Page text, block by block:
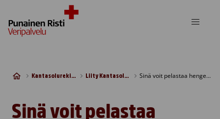
Kantasolurekisteri Liity Kantasolurekisteriin Sinä voit pelastaa hengen – Liity Kantasolurekisteriin tänään
Sinä voit pelastaa